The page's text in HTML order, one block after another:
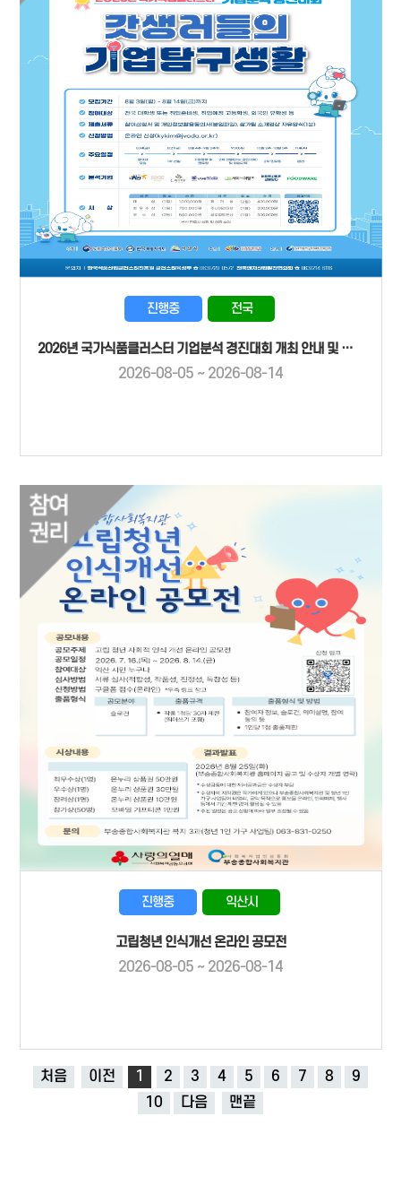
진행중 전국
2026년 국가식품클러스터 기업분석 경진대회 개최 안내 및 참가자 모집
2026-08-05 ~ 2026-08-14
진행중 익산시
고립청년 인식개선 온라인 공모전
2026-08-05 ~ 2026-08-14
처음 이전 1 2 3 4 5 6 7 8
9
10
다음 맨끝